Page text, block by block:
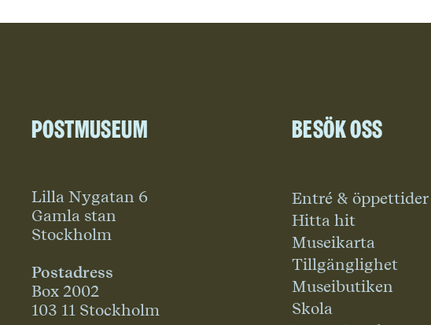
Postmuseum
Lilla Nygatan 6
Gamla stan
Stockholm
Postadress
Box 2002
103 11 Stockholm
Besök oss
Entré & öppettider
Hitta hit
Museikarta
Tillgänglighet
Museibutiken
Skola